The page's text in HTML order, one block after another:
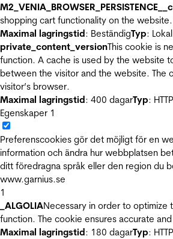
shopping cart functionality on the website.
Maximal lagringstid: BeständigTyp:
private_content_versionThis cookie is
function. A cache is used by the website
between the visitor and the website. The
visitor’s browser.
Maximal lagringstid: 400 dagarTyp:
Egenskaper 1
Preferenscookies gör det möjligt för en
information och ändra hur webbplatsen
ditt föredragna språk eller den region du
www.garnius.se
1
_ALGOLIANecessary in order to optimize
function. The cookie ensures accurate
Maximal lagringstid: 180 dagarTyp: